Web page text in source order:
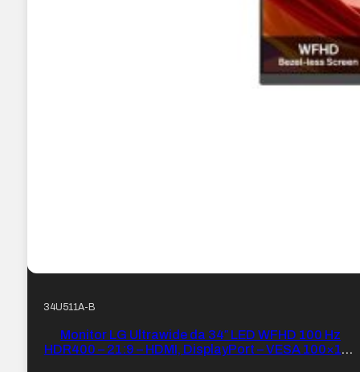
34U511A-B
Monitor LG Ultrawide da 34″ LED WFHD 100 Hz
HDR400 – 21:9 – HDMI, DisplayPort – VESA 100×100